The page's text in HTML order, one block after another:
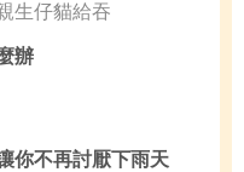
生仔貓給吞
辦
你不再討厭下雨天